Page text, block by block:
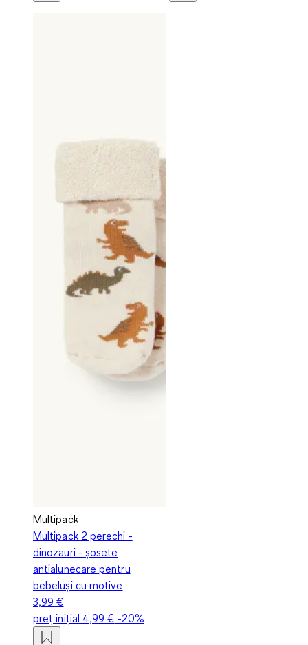
Multipack
Multipack 2 perechi -
dinozauri - șosete
antialunecare pentru
bebeluși cu motive
3,99 €
preț inițial 4,99 € -20%